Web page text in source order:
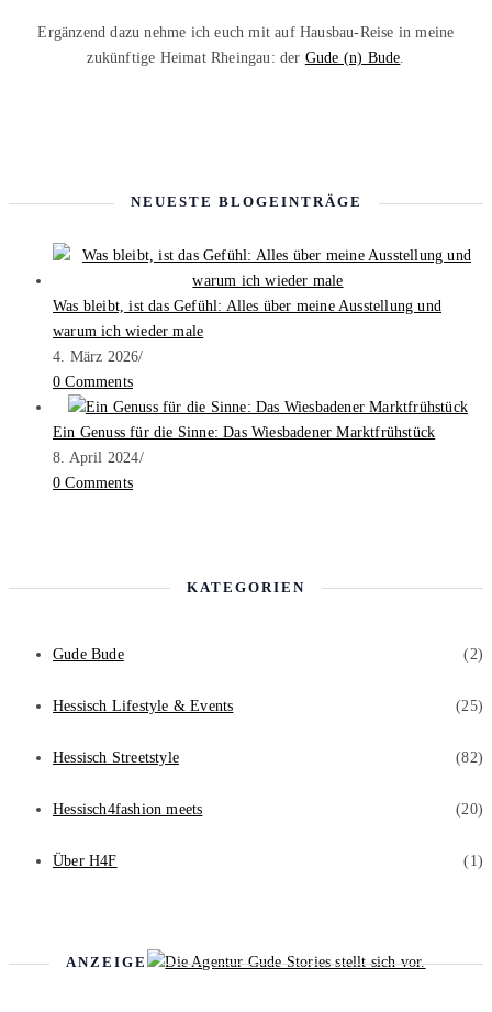
Ergänzend dazu nehme ich euch mit auf Hausbau-Reise in meine
zukünftige Heimat Rheingau: der Gude (n) Bude
NEUESTE BLOGEINTRÄGE
Was bleibt, ist das Gefühl: Alles über meine Ausstellung und
warum ich wieder male
4. März 2026/
0 Comments
Ein Genuss für die Sinne: Das Wiesbadener Marktfrühstück
8. April 2024/
0 Comments
KATEGORIEN
Gude Bude (2)
Hessisch Lifestyle & Events (25)
Hessisch Streetstyle (82)
Hessisch4fashion meets (20)
Über H4F (1)
ANZEIGE